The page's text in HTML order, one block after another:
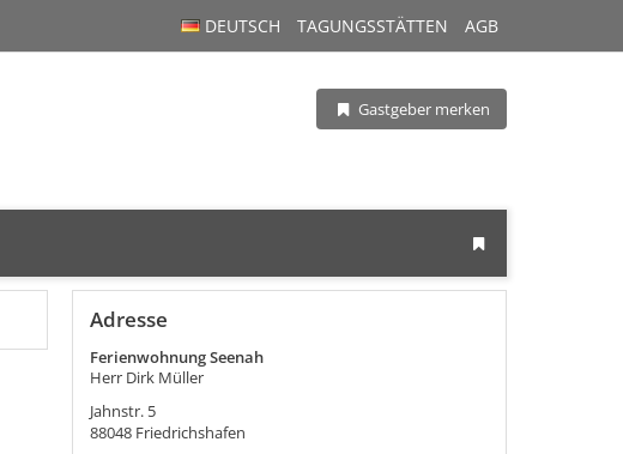
DEUTSCH TAGUNGSSTÄTTEN AGB
Gastgeber merken
Adresse
Ferienwohnung Seenah
Herr Dirk Müller
Jahnstr. 5
88048 Friedrichshafen